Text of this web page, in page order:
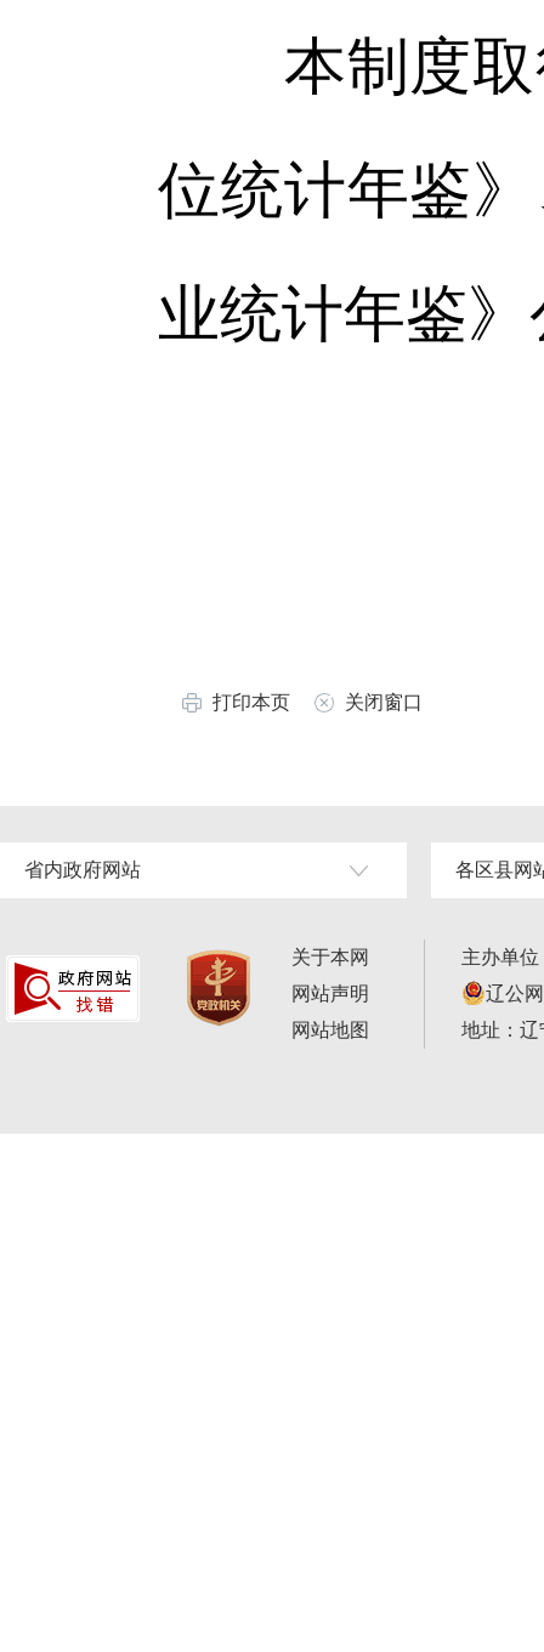
本制度取
位统计年鉴
业统计年鉴
打印本页 关闭窗口
省内政府网站 各区县网
关于本网
网站声明
网站地图
主办单
辽公
地址：辽